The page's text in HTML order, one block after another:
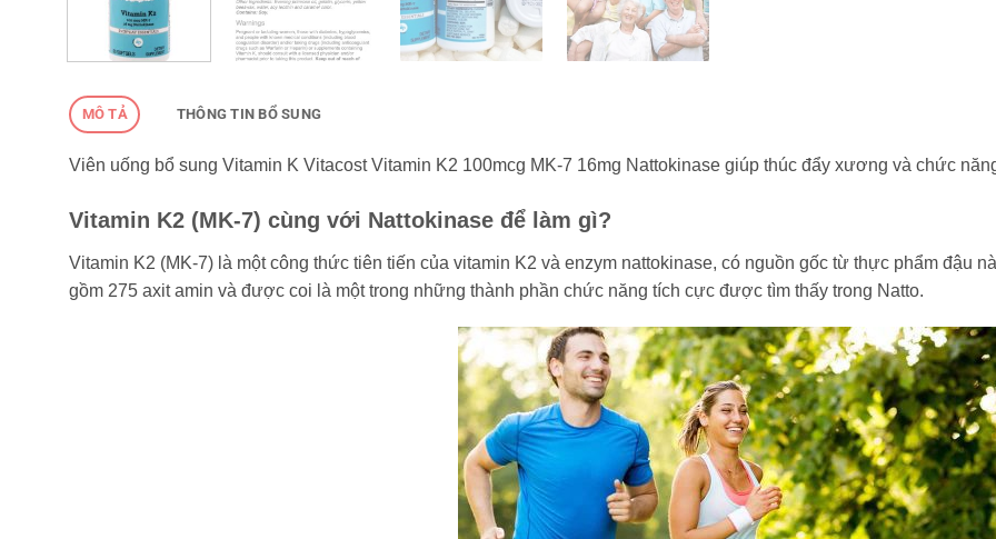
MÔ TẢ THÔNG TIN BỔ SUNG
Viên uống bổ sung Vitamin K Vitacost Vitamin K2 100mcg MK-7 16mg Nattokinase giúp thúc đẩy xương và chức
Vitamin K2 (MK-7) cùng với Nattokinase để làm gì?
Vitamin K2 (MK-7) là một công thức tiên tiến của vitamin K2 và enzym nattokinase, có nguồn gốc từ thực phẩm đậu
gồm 275 axit amin và được coi là một trong những thành phần chức năng tích cực được tìm thấy trong Natto.